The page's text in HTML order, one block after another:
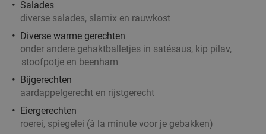
Salades
diverse salades, slamix en rauwkost
Diverse warme gerechten
onder andere gehaktballetjes in satésaus, kip pilav,
stoofpotje en beenham
Bijgerechten
aardappelgerecht en rijstgerecht
Eiergerechten
roerei, spiegelei (à la minute voor je gebakken)